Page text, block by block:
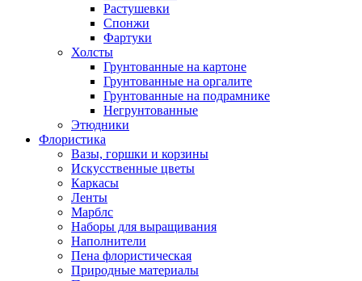
Растушевки
Спонжи
Фартуки
Холсты
Грунтованные на картоне
Грунтованные на оргалите
Грунтованные на подрамнике
Негрунтованные
Этюдники
Флористика
Вазы, горшки и корзины
Искусственные цветы
Каркасы
Ленты
Марблс
Наборы для выращивания
Наполнители
Пена флористическая
Природные материалы